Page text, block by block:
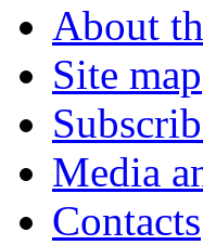
About
Site map
Media
Contacts